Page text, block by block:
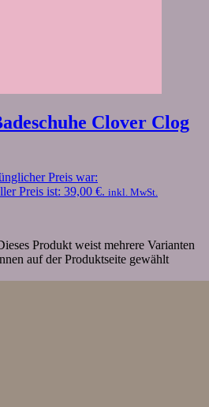
Clover Clog
Preis war:
Preis ist: 39,00 €. inkl. MwSt.
Produkt weist mehrere Varianten
auf der Produktseite gewählt